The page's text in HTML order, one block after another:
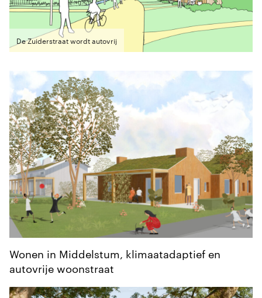
De Zuiderstraat wordt autovrij
Wonen in Middelstum, klimaatadaptief en
autovrije woonstraat